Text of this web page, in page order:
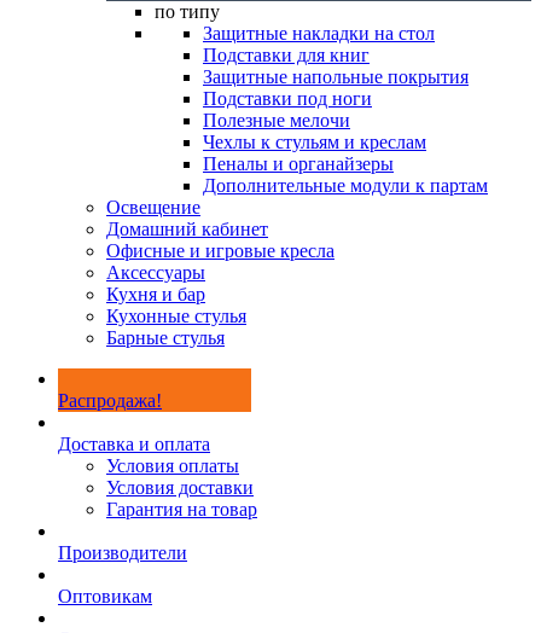
по типу
Защитные накладки на стол
Подставки для книг
Защитные напольные покрытия
Подставки под ноги
Полезные мелочи
Чехлы к стульям и креслам
Пеналы и органайзеры
Дополнительные модули к партам
Освещение
Домашний кабинет
Офисные и игровые кресла
Аксессуары
Кухня и бар
Кухонные стулья
Барные стулья
Распродажа!
Доставка и оплата
Условия оплаты
Условия доставки
Гарантия на товар
Производители
Оптовикам